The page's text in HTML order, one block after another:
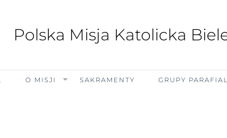
Polska Misja Katolicka
O MISJI SAKRAMENTY GRUPY